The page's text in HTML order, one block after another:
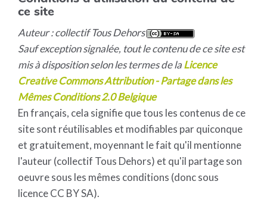
ce site
Auteur : collectif Tous Dehors
Sauf exception signalée, tout le contenu de ce site est
mis à disposition selon les termes de laLicence
Creative Commons Attribution - Partage dans les
Mêmes Conditions 2.0 Belgique
En français, cela signifie que tous les contenus de ce
site sont réutilisables et modifiables par quiconque
et gratuitement, moyennant le fait qu'il mentionne
l'auteur (collectif Tous Dehors) et qu'il partage son
oeuvre sous les mêmes conditions (donc sous
licence CC BY SA).